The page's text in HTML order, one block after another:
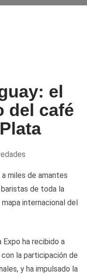
el
del café
miles de amantes
de toda la
internacional del
Expo ha recibido a
la participación de
y ha impulsado la